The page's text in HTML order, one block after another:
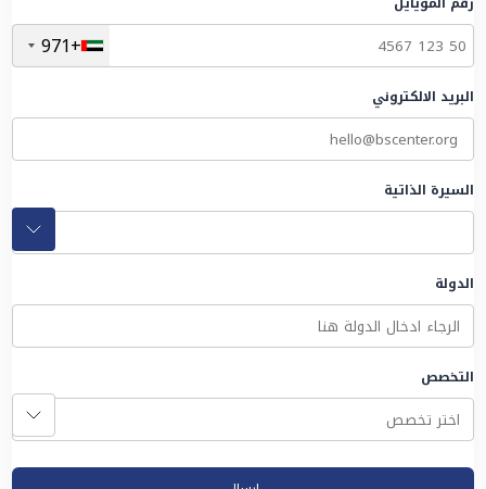
+971
البريد الالكتروني
السيرة الذاتية
الدولة
التخصص